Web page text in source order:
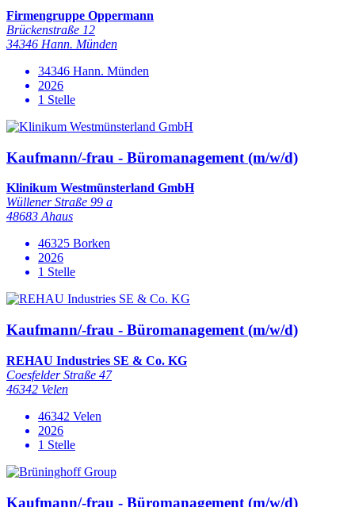
Firmengruppe Oppermann
Brückenstraße 12
34346 Hann. Münden
34346 Hann. Münden
2026
1 Stelle
Kaufmann/-frau - Büromanagement (m/w/d)
Klinikum Westmünsterland GmbH
Wüllener Straße 99 a
48683 Ahaus
46325 Borken
2026
1 Stelle
Kaufmann/-frau - Büromanagement (m/w/d)
REHAU Industries SE & Co. KG
Coesfelder Straße 47
46342 Velen
46342 Velen
2026
1 Stelle
Kaufmann/-frau - Büromanagement (m/w/d)